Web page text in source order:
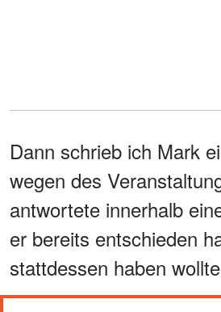
Dann schrieb ich Mark
wegen des
antwortete innerhalb
er bereits entschieden
stattdessen haben